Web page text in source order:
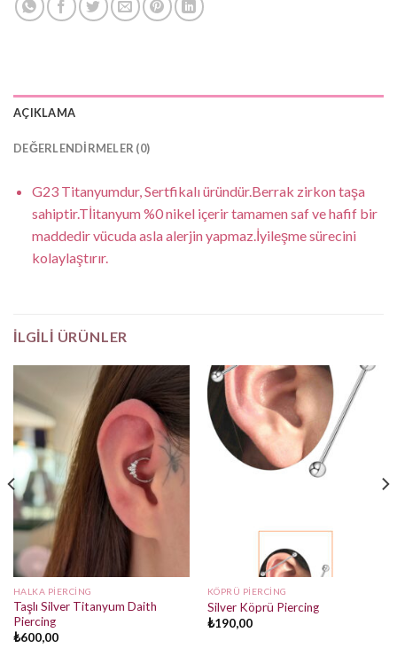
AÇIKLAMA
DEĞERLENDIRMELER (0)
G23 Titanyumdur, Sertfikalı üründür.Berrak zirkon taşa
sahiptir.Tİitanyum %0 nikel içerir tamamen saf ve hafif bir
maddedir vücuda asla alerjin yapmaz.İyileşme sürecini
kolaylaştırır.
İLGILI ÜRÜNLER
HALKA PIERCING
Taşlı Silver Titanyum Daith
Piercing
₺600,00
KÖPRÜ PIERCING
Silver Köprü Piercing
₺190,00